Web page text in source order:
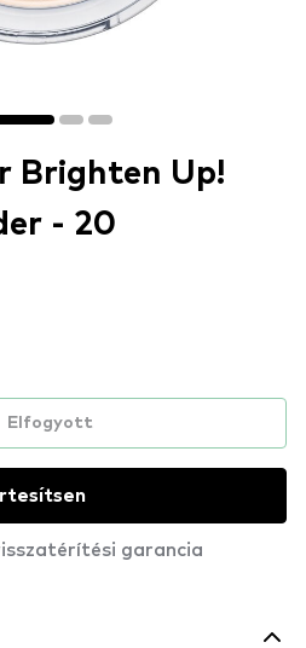
Brighten Up!
- 20
Elfogyott
garancia